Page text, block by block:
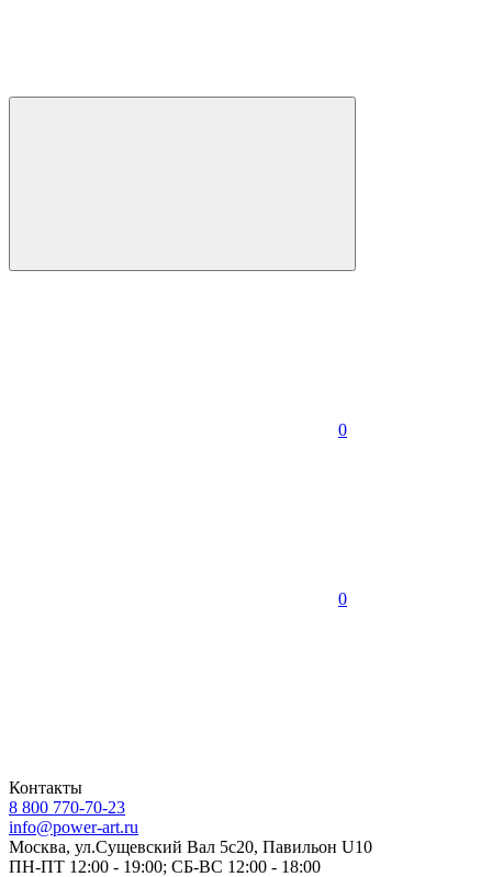
0
0
Контакты
8 800 770-70-23
info@power-art.ru
Москва, ул.Сущевский Вал 5с20, Павильон U10
ПН-ПТ 12:00 - 19:00; СБ-ВС 12:00 - 18:00